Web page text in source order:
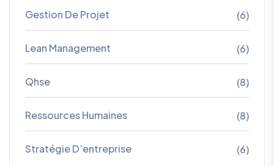
Gestion De Projet (6)
Lean Management (6)
Qhse (8)
Ressources Humaines (8)
Stratégie D’entreprise (6)